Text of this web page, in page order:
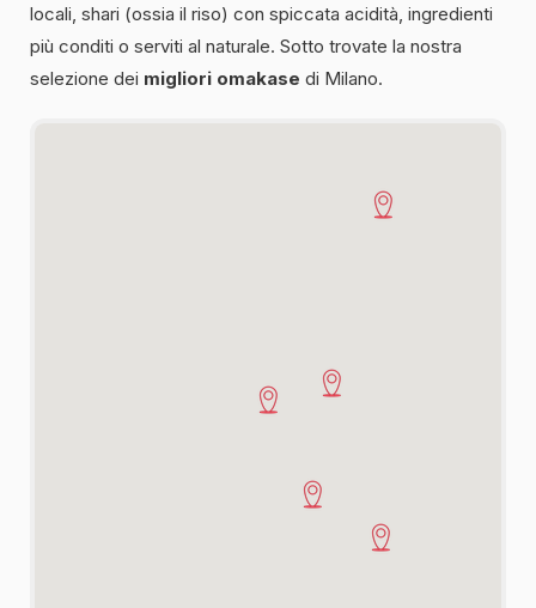
locali, shari (ossia il riso) con spiccata acidità, ingredienti
più conditi o serviti al naturale. Sotto trovate la nostra
selezione dei migliori omakase di Milano.